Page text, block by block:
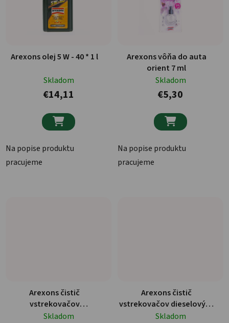
Arexons olej 5 W - 40 * 1 l
Skladom
€14,11

Na popise produktu
pracujeme
Arexons vôňa do auta
orient 7 ml
Skladom
€5,30

Na popise produktu
pracujeme
Arexons čistič
vstrekovačov
benzínových áut 250 ml
Skladom
Arexons čistič
vstrekovačov dieselových
motorov 250 ml
Skladom